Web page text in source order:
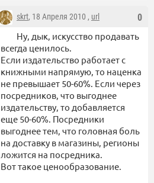
0
skrt, 18 Апреля 2010 , url
Ну, дык, искусство продавать
всегда ценилось.
Если издательство работает с
книжными напрямую, то наценка
не превышает 50-60%. Если через
посредников, что выгоднее
издательству, то добавляется
еще 50-60%. Посредники
выгоднее тем, что головная боль
на доставку в магазины, регионы
ложится на посредника.
Вот такое ценообразование.